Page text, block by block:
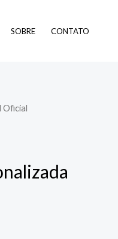
SOBRE CONTATO
Oficial